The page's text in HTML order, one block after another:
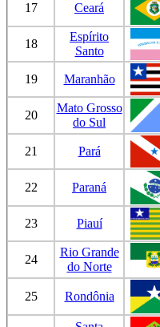
17 Ceará
18
Espírito
Santo
19 Maranhão
20
Mato Grosso
do Sul
21 Pará
22 Paraná
23 Piauí
24
Rio Grande
do Norte
25 Rondônia